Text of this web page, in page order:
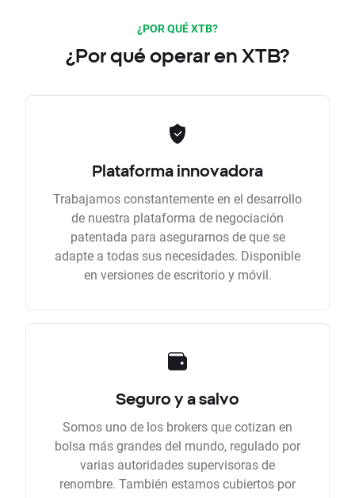
¿POR QUÉ XTB?
¿Por qué operar en XTB?
Plataforma innovadora
Trabajamos constantemente en el desarrollo
de nuestra plataforma de negociación
patentada para asegurarnos de que se
adapte a todas sus necesidades. Disponible
en versiones de escritorio y móvil.
Seguro y a salvo
Somos uno de los brokers que cotizan en
bolsa más grandes del mundo, regulado por
varias autoridades supervisoras de
renombre. También estamos cubiertos por